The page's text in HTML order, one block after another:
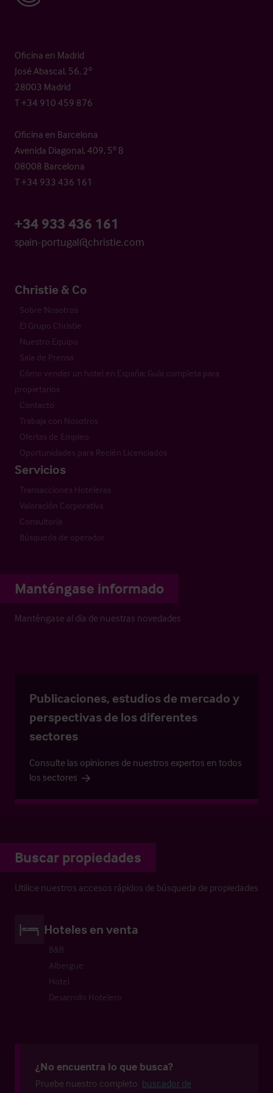
Oficina en Madrid
José Abascal, 56, 2º
28003 Madrid
T +34 910 459 876
Oficina en Barcelona
Avenida Diagonal, 409, 5º B
08008 Barcelona
T +34 933 436 161
+34 933 436 161
spain-portugal@christie.com
Christie & Co
Sobre Nosotros
El Grupo Christie
Nuestro Equipo
Sala de Prensa
Cómo vender un hotel en España: Guía completa para
propietarios
Contacto
Trabaja con Nosotros
Ofertas de Empleo
Oportunidades para Recién Licenciados
Servicios
Transacciones Hoteleras
Valoración Corporativa
Consultoría
Búsqueda de operador
Manténgase informado
Manténgase al día de nuestras novedades
Publicaciones, estudios de mercado y
perspectivas de los diferentes
sectores
Consulte las opiniones de nuestros expertos en todos
los sectores
Buscar propiedades
Utilice nuestros accesos rápidos de búsqueda de propiedades
Hoteles en venta
B&B
Albergue
Hotel
Desarrollo Hotelero
¿No encuentra lo que busca?
Pruebe nuestro completo buscador de